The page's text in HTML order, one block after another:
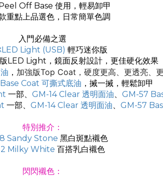
Off Base 使用，輕易卸甲
重點上品選色，日常簡單色調
入門必備之選
LED Light (USB) 輕巧迷你版
LED Light，鏡面反射設計，更佳硬化效果
， 加強版Top Coat，硬度更高、更透亮、
Coat 可撕式底油 ，搣一搣，輕鬆卸甲
一部、 GM-14 Clear 透明面油、 GM-57
一部、 GM-14 Clear 透明面油、 GM-57
特別推介 ：
Sandy Stone 黑白斑點襯色
Milky White 百搭乳白襯色
閃閃襯色 ：